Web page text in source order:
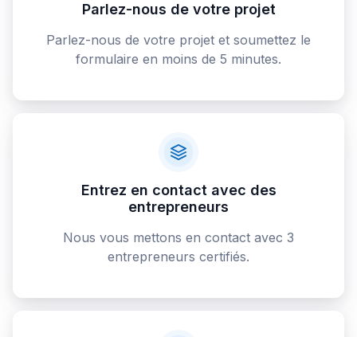
Parlez-nous de votre projet
Parlez-nous de votre projet et soumettez le
formulaire en moins de 5 minutes.
Entrez en contact avec des
entrepreneurs
Nous vous mettons en contact avec 3
entrepreneurs certifiés.